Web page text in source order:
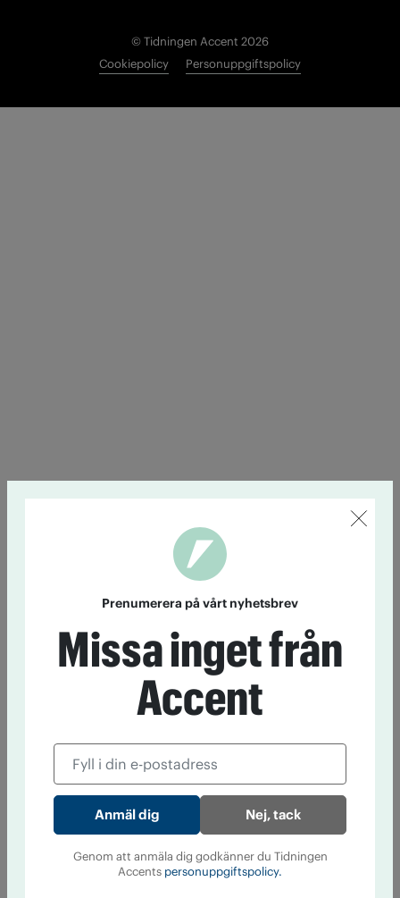
© Tidningen Accent 2026
Cookiepolicy
Personuppgiftspolicy
Prenumerera på vårt nyhetsbrev
Missa inget från
Accent
Nej, tack
Genom att anmäla dig godkänner du Tidningen
Accents personuppgiftspolicy.